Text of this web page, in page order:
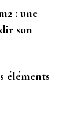
: une
son
éléments